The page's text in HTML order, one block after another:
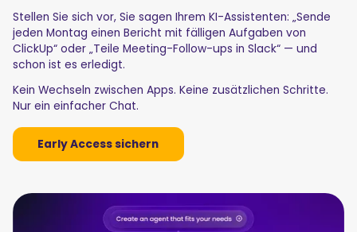
Stellen Sie sich vor, Sie sagen Ihrem KI-Assistenten: „Sende
jeden Montag einen Bericht mit fälligen Aufgaben von
ClickUp“ oder „Teile Meeting-Follow-ups in Slack“ — und
schon ist es erledigt.
Kein Wechseln zwischen Apps. Keine zusätzlichen Schritte.
Nur ein einfacher Chat.
Early Access sichern